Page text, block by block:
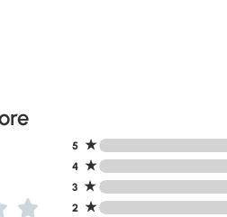
5 ★
4 ★
3 ★
2 ★